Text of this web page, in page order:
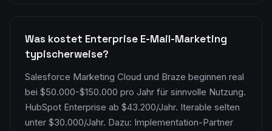
Was kostet Enterprise E-Mail-Marketing
typischerweise?
Salesforce Marketing Cloud und Braze beginnen real
bei $50.000-$150.000 pro Jahr für sinnvolle Nutzung.
HubSpot Enterprise ab $43.200/Jahr. Iterable selten
unter $30.000/Jahr. Dazu: Implementation-Partner